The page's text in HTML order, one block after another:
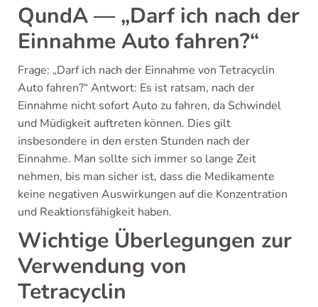
QundA — „Darf ich nach der
Einnahme Auto fahren?“
Frage: „Darf ich nach der Einnahme von Tetracyclin
Auto fahren?“ Antwort: Es ist ratsam, nach der
Einnahme nicht sofort Auto zu fahren, da Schwindel
und Müdigkeit auftreten können. Dies gilt
insbesondere in den ersten Stunden nach der
Einnahme. Man sollte sich immer so lange Zeit
nehmen, bis man sicher ist, dass die Medikamente
keine negativen Auswirkungen auf die Konzentration
und Reaktionsfähigkeit haben.
Wichtige Überlegungen zur
Verwendung von
Tetracyclin